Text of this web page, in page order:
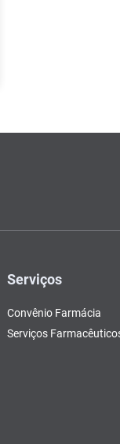
Serviços
Convênio Farmácia
Serviços